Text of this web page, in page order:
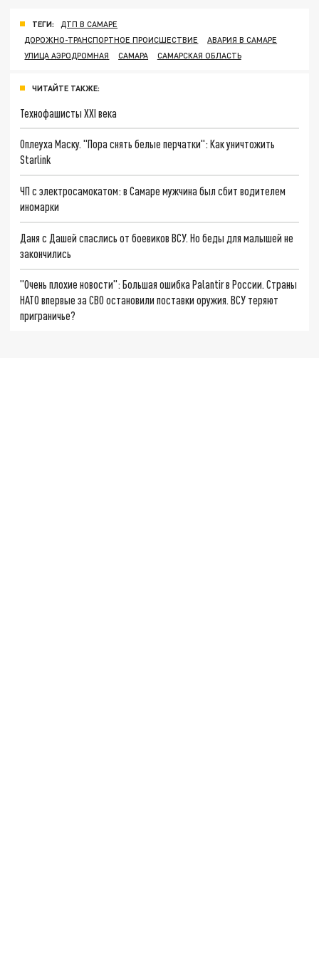
ТЕГИ:
ДТП В САМАРЕ
ДОРОЖНО-ТРАНСПОРТНОЕ ПРОИСШЕСТВИЕ
АВАРИЯ В САМАРЕ
УЛИЦА АЭРОДРОМНАЯ
САМАРА САМАРСКАЯ ОБЛАСТЬ
ЧИТАЙТЕ ТАКЖЕ:
Технофашисты XXI века
Оплеуха Маску. "Пора снять белые перчатки": Как уничтожить
Starlink
ЧП с электросамокатом: в Самаре мужчина был сбит водителем
иномарки
Даня с Дашей спаслись от боевиков ВСУ. Но беды для малышей не
закончились
"Очень плохие новости": Большая ошибка Palantir в России. Страны
НАТО впервые за СВО остановили поставки оружия. ВСУ теряют
приграничье?